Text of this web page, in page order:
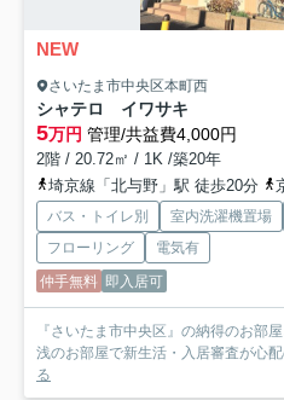
NEW
さいたま市中央区本町西
シャテロ イワサキ
5万円 管理/共益費4,000円
2階 / 20.72㎡ / 1K /築20年
埼京線「北与野」駅 徒歩20分
バス・トイレ別 室内洗濯機置場
フローリング
電気有
仲手無料 即入居可
『さいたま市中央区』の納得のお部
浅のお部屋で新生活・入居審査が心
る